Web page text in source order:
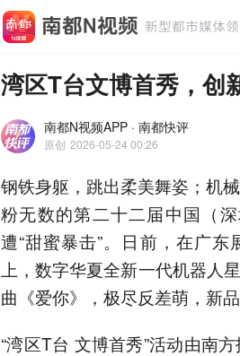
湾区T台文博首秀，创
南都N视频APP · 南都快评
原创 2026-05-24 00:26
钢铁身躯，跳出柔美舞姿；机
粉无数的第二十二届中国（
遭“甜蜜暴击”。日前，在广
上，数字华夏全新一代机器人
曲《爱你》，极尽反差萌，新
“湾区T台 文博首秀”活动由南